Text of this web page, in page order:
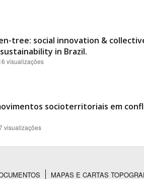
tree: social innovation &
in Brazil.
visualizações
socioterritoriais em
visualizações
MAPAS E CARTAS